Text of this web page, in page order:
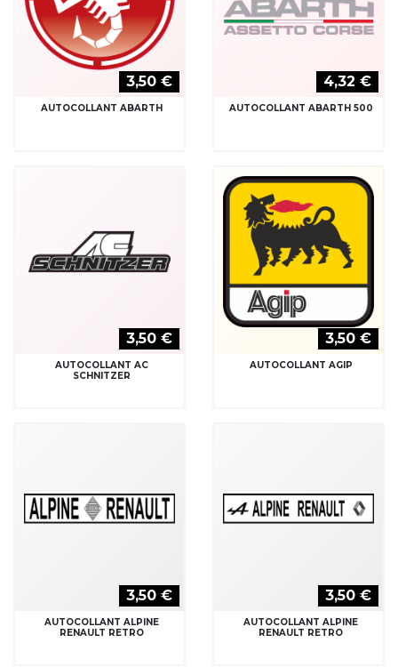
3,50 €
AUTOCOLLANT ABARTH
4,32 €
AUTOCOLLANT ABARTH 500
3,50 €
AUTOCOLLANT AC
SCHNITZER
3,50 €
AUTOCOLLANT AGIP
3,50 €
AUTOCOLLANT ALPINE
RENAULT RETRO
3,50 €
AUTOCOLLANT ALPINE
RENAULT RETRO